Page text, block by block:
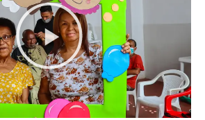
R
e
p
r
o
d
u